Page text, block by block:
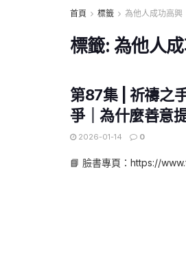
首頁 標籤 為他人成功高興
標籤: 為他人
第87集 | 祈禱之
爭｜為什麼善意
2026-01-14 0
📘 臉書專頁：https://